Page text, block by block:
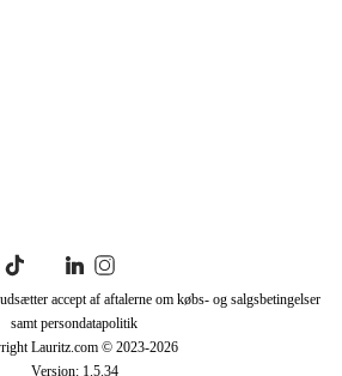
accept af aftalerne om købs- og salgsbetingelser
samt persondatapolitik
Lauritz.com © 2023-2026
Version: 1.5.34